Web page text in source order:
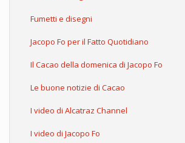
Fumetti e disegni
Jacopo Fo per il Fatto Quotidiano
Il Cacao della domenica di Jacopo Fo
Le buone notizie di Cacao
I video di Alcatraz Channel
I video di Jacopo Fo